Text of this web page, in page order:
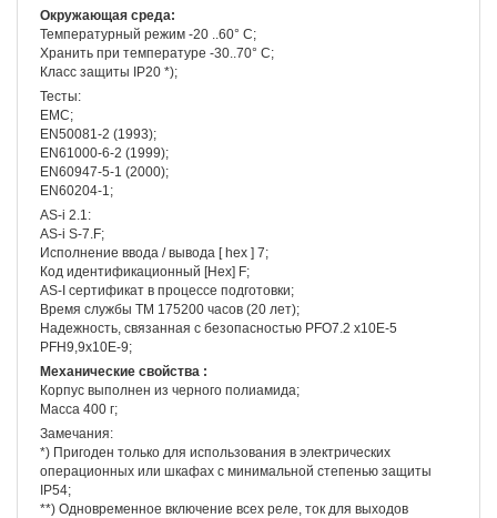
Окружающая среда:
Температурный режим -20 ..60° C;
Хранить при температуре -30..70° C;
Класс защиты IP20 *);
Тесты:
EMC;
EN50081-2 (1993);
EN61000-6-2 (1999);
EN60947-5-1 (2000);
EN60204-1;
AS-i 2.1:
AS-i S-7.F;
Исполнение ввода / вывода [ hex ] 7;
Код идентификационный [Hex] F;
AS-I сертификат в процессе подготовки;
Время службы TM 175200 часов (20 лет);
Надежность, связанная с безопасностью PFO7.2 x10E-5
PFH9,9x10E-9;
Механические свойства :
Корпус выполнен из черного полиамида;
Масса 400 г;
Замечания:
*) Пригоден только для использования в электрических
операционных или шкафах с минимальной степенью защиты
IP54;
**) Одновременное включение всех реле, ток для выходов